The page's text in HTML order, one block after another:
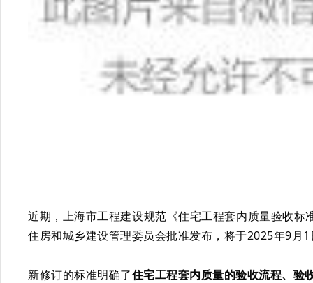
近期，上海市工程建设规范《住宅工程套内质量验收
住房和城乡建设管理委员会批准发布，将于2025年9月
新修订的标准明确了住宅工程套内质量的验收流程、验